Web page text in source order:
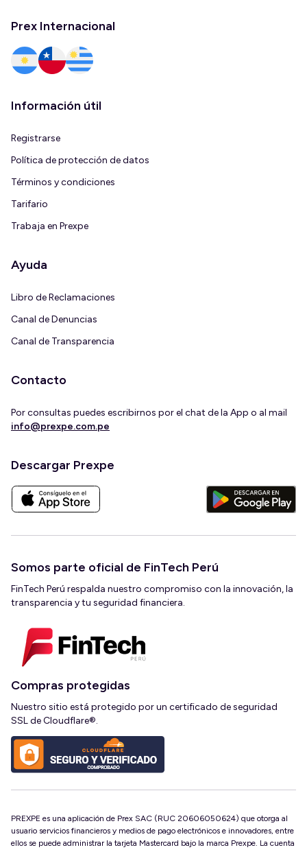
Prex Internacional
Información útil
Registrarse
Política de protección de datos
Términos y condiciones
Tarifario
Trabaja en Prexpe
Ayuda
Libro de Reclamaciones
Canal de Denuncias
Canal de Transparencia
Contacto
Por consultas puedes escribirnos por el chat de la App o al mail
info@prexpe.com.pe
Descargar Prexpe
Somos parte oficial de FinTech Perú
FinTech Perú respalda nuestro compromiso con la innovación, la
transparencia y tu seguridad financiera.
Compras protegidas
Nuestro sitio está protegido por un certificado de seguridad
SSL de Cloudflare®.
PREXPE es una aplicación de Prex SAC (RUC 20606050624) que otorga al
usuario servicios financieros y medios de pago electrónicos e innovadores, entre
ellos se puede administrar la tarjeta Mastercard bajo la marca Prexpe. La cuenta